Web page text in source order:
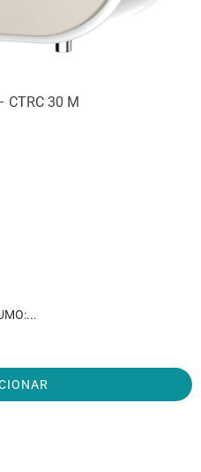
CTRC 30 M